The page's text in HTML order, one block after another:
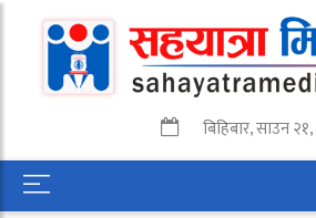
बिहिबार,साउन२१,